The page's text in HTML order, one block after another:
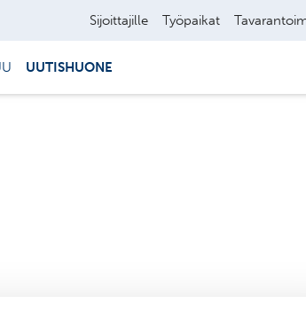
Sijoittajille Työpaikat
UUTISHUONE